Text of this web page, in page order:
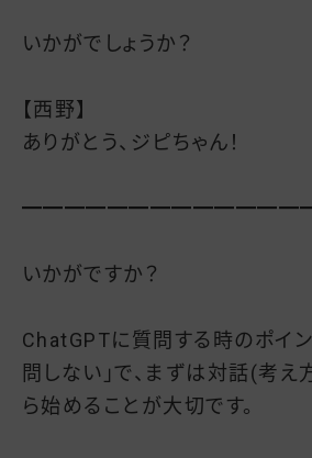
いかがでしょうか？
【西野】
ありがとう、ジピちゃん！
いかがですか？
ChatGPTに質問する時のポイン
問しない」で、まずは対話(考
ら始めることが大切です。